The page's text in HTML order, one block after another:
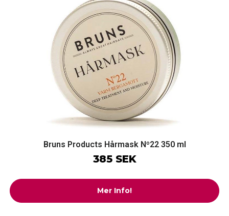
Bruns Products Hårmask Nº22 350 ml
385 SEK
Mer Info!